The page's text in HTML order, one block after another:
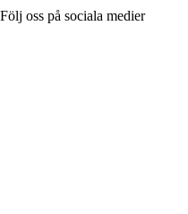
Följ oss på sociala medier